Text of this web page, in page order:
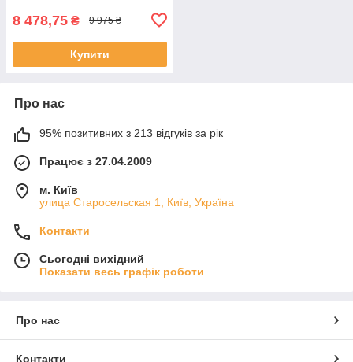
8 478,75 ₴ 9 975 ₴
Купити
Про нас
95% позитивних з 213 відгуків за рік
Працює з 27.04.2009
м. Київ
улица Старосельская 1, Київ, Україна
Контакти
Сьогодні вихідний
Показати весь графік роботи
Про нас
Контакти